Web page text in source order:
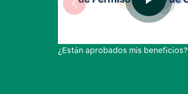
¿Están aprobados mis beneficios?